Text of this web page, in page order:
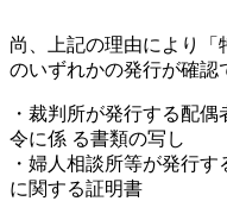
尚、上記の理由により
のいずれかの発行が確認
・裁判所が発行する配
令に係 る書類の写し
・婦人相談所等が発行
に関する証明書